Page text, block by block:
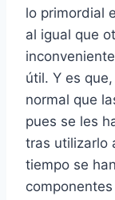
lo primordial
al igual que
útil. Y es
normal que
pues se les
tras utilizarlo
tiempo se